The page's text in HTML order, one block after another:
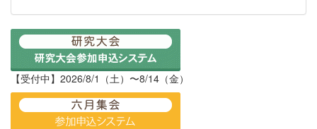
【受付中】2026/8/1（土）〜8/14（金）